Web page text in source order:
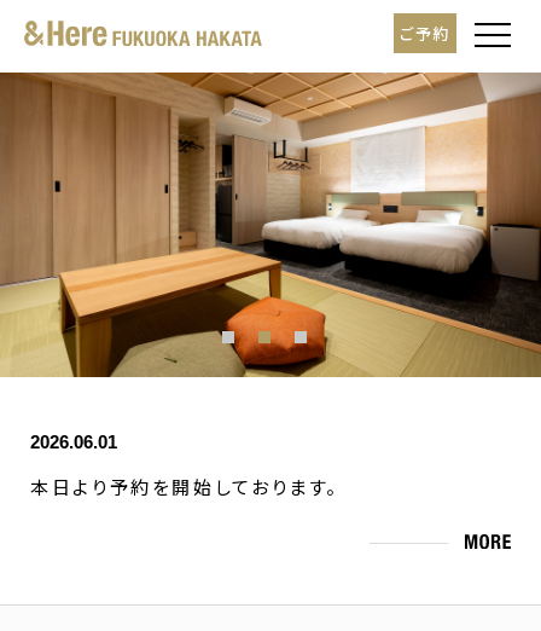
t
o
g
l
a
t
i
o
n
ご予約
2026.06.01
本日より予約を開始しております。